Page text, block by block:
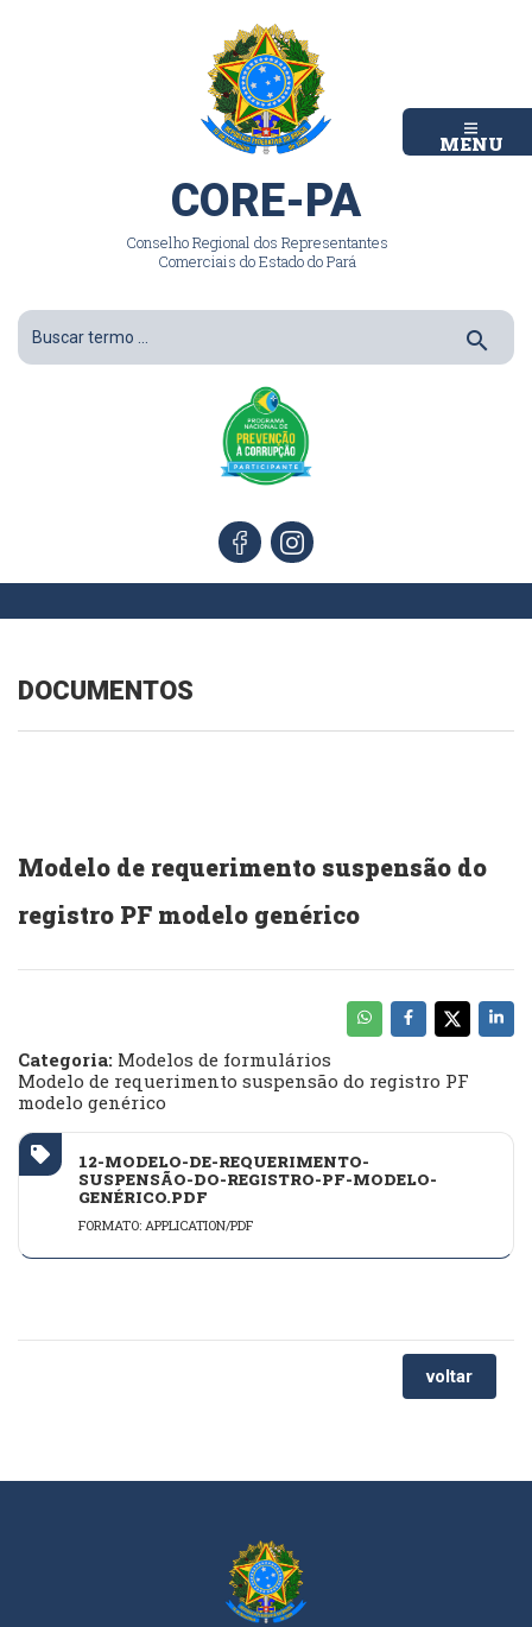
MENU
CORE-PA
Conselho Regional dos Representantes
Comerciais do Estado do Pará
search
DOCUMENTOS
Modelo de requerimento suspensão do
registro PF modelo genérico
Categoria: Modelos de formulários
Modelo de requerimento suspensão do registro PF
modelo genérico
12-MODELO-DE-REQUERIMENTO-
SUSPENSÃO-DO-REGISTRO-PF-MODELO-
GENÉRICO.PDF
FORMATO: APPLICATION/PDF
voltar